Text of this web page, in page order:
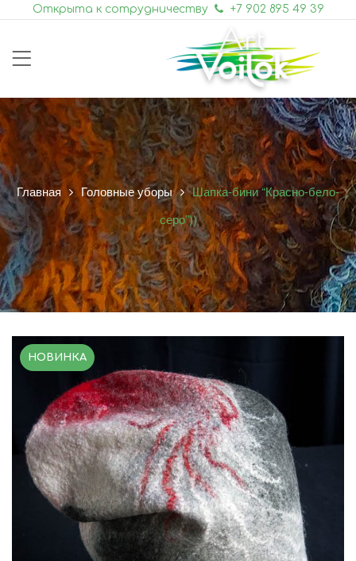
Открыта к сотрудничеству +7 902 895 49 39
Главная Головные уборы
Шапка-бини “Красно-бело-
серо”))
НОВИНКА